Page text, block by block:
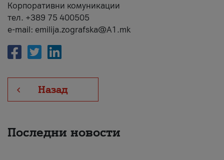
Корпоративни комуникации
тел. +389 75 400505
e-mail: emilija.zografska@A1.mk
Назад
Последни новости